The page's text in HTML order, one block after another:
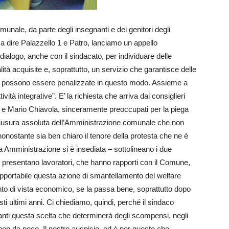
da parte degli insegnanti e dei genitori degli
dire Palazzello 1 e Patro, lanciamo un appello
anche con il sindacato, per individuare delle
acquisite e, soprattutto, un servizio che garantisce delle
essere penalizzate in questo modo. Assieme a
integrative”. E’ la richiesta che arriva dai consiglieri
Mario Chiavola, sinceramente preoccupati per la piega
assoluta dell’Amministrazione comunale che non
sia ben chiaro il tenore della protesta che ne è
Amministrazione si è insediata – sottolineano i due
lavoratori, che hanno rapporti con il Comune,
questa azione di smantellamento del welfare
di vista economico, se la passa bene, soprattutto dopo
ultimi anni. Ci chiediamo, quindi, perché il sindaco
questa scelta che determinerà degli scompensi, negli